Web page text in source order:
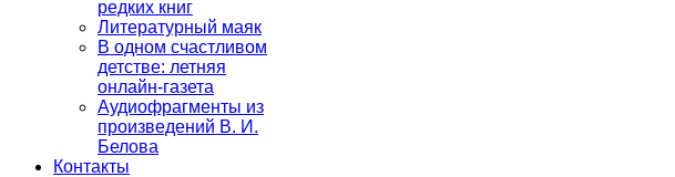
редких книг
Литературный маяк
В одном счастливом
детстве: летняя
онлайн-газета
Аудиофрагменты из
произведений В. И.
Белова
Контакты